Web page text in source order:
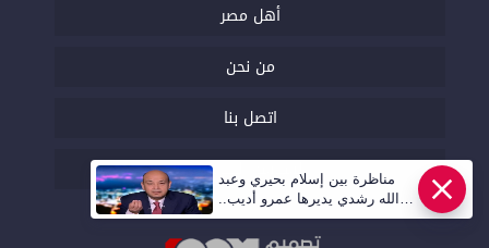
أهل مصر
من نحن
اتصل بنا
السياسة التحريرية
مناظرة بين إسلام بحيري وعبد
الله رشدي يديرها عمرو أديب..
قريبا | أهل مصر